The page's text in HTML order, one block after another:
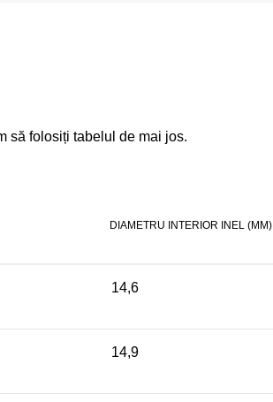
să folosiți tabelul de mai jos.
DIAMETRU INTERIOR INEL (MM)
14,6
14,9